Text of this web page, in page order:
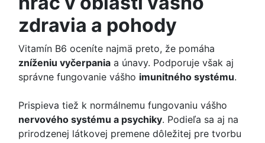
zdravia a pohody
Vitamín B6 oceníte najmä preto, že pomáha
zníženiu vyčerpania a únavy. Podporuje však aj
správne fungovanie vášho imunitného systému.
Prispieva tiež k normálnemu fungovaniu vášho
nervového systému a psychiky. Podieľa sa aj na
prirodzenej látkovej premene dôležitej pre tvorbu